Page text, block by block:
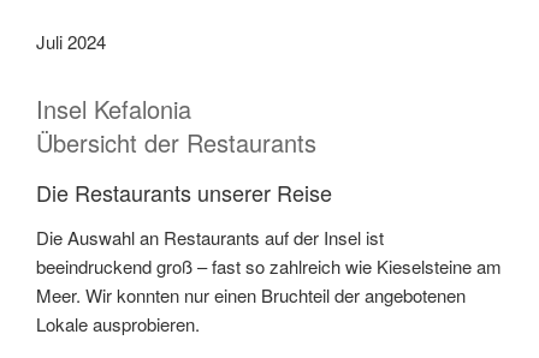
Juli 2024
Insel Kefalonia
Übersicht der Restaurants
Die Restaurants unserer Reise
Die Auswahl an Restaurants auf der Insel ist
beeindruckend groß – fast so zahlreich wie Kieselsteine am
Meer. Wir konnten nur einen Bruchteil der angebotenen
Lokale ausprobieren.